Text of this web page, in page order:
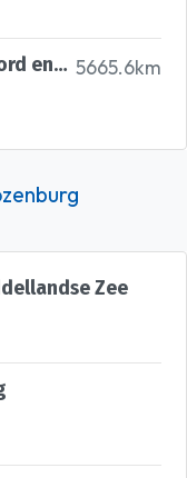
5665.6km
Vintage porseleinen bord en schaal
Zee